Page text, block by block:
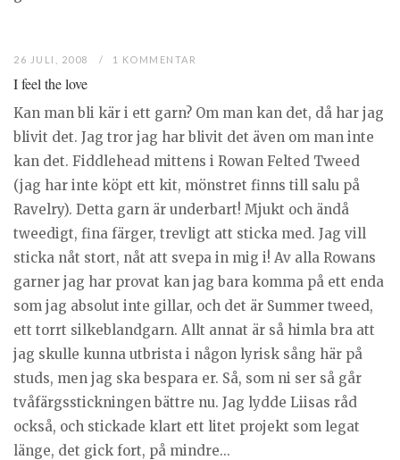
26 JULI, 2008 1 KOMMENTAR
I feel the love
Kan man bli kär i ett garn? Om man kan det, då har jag
blivit det. Jag tror jag har blivit det även om man inte
kan det. Fiddlehead mittens i Rowan Felted Tweed
(jag har inte köpt ett kit, mönstret finns till salu på
Ravelry). Detta garn är underbart! Mjukt och ändå
tweedigt, fina färger, trevligt att sticka med. Jag vill
sticka nåt stort, nåt att svepa in mig i! Av alla Rowans
garner jag har provat kan jag bara komma på ett enda
som jag absolut inte gillar, och det är Summer tweed,
ett torrt silkeblandgarn. Allt annat är så himla bra att
jag skulle kunna utbrista i någon lyrisk sång här på
studs, men jag ska bespara er. Så, som ni ser så går
tvåfärgsstickningen bättre nu. Jag lydde Liisas råd
också, och stickade klart ett litet projekt som legat
länge, det gick fort, på mindre...